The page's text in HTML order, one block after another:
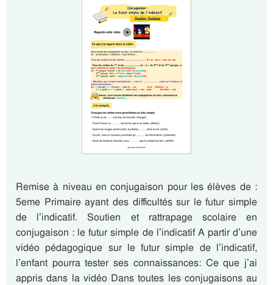
Remise à niveau en conjugaison pour les élèves de :
5eme Primaire ayant des difficultés sur le futur simple
de l’indicatif. Soutien et rattrapage scolaire en
conjugaison : le futur simple de l’indicatif A partir d’une
vidéo pédagogique sur le futur simple de l’indicatif,
l’enfant pourra tester ses connaissances: Ce que j’ai
appris dans la vidéo Dans toutes les conjugaisons au